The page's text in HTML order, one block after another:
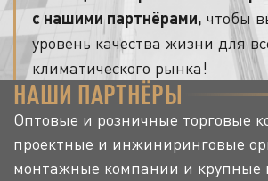
с нашими партнёрами, чтобы
уровень качества жизни для
климатического рынка!
НАШИ ПАРТНЁРЫ
Оптовые и розничные торговые
проектные и инжиниринговые
монтажные компании и крупные